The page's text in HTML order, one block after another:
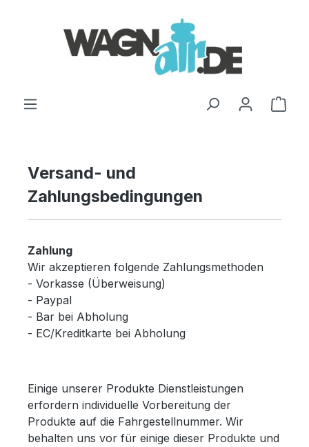
Versand- und
Zahlungsbedingungen
Zahlung
Wir akzeptieren folgende Zahlungsmethoden
- Vorkasse (Überweisung)
- Paypal
- Bar bei Abholung
- EC/Kreditkarte bei Abholung
Einige unserer Produkte Dienstleistungen
erfordern individuelle Vorbereitung der
Produkte auf die Fahrgestellnummer. Wir
behalten uns vor für einige dieser Produkte und